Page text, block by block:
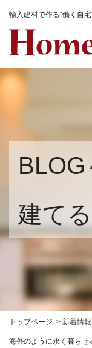
輸入建材で作る“働く自
BLOG
建て
トップページ 新着情報
海外のように永く暮らせ